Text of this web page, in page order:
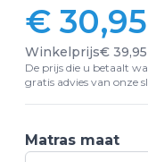
Vanaf:
€ 30,95
Winkelprijs€ 39,95
De prijs die u betaalt
gratis advies van onze
Matras maat